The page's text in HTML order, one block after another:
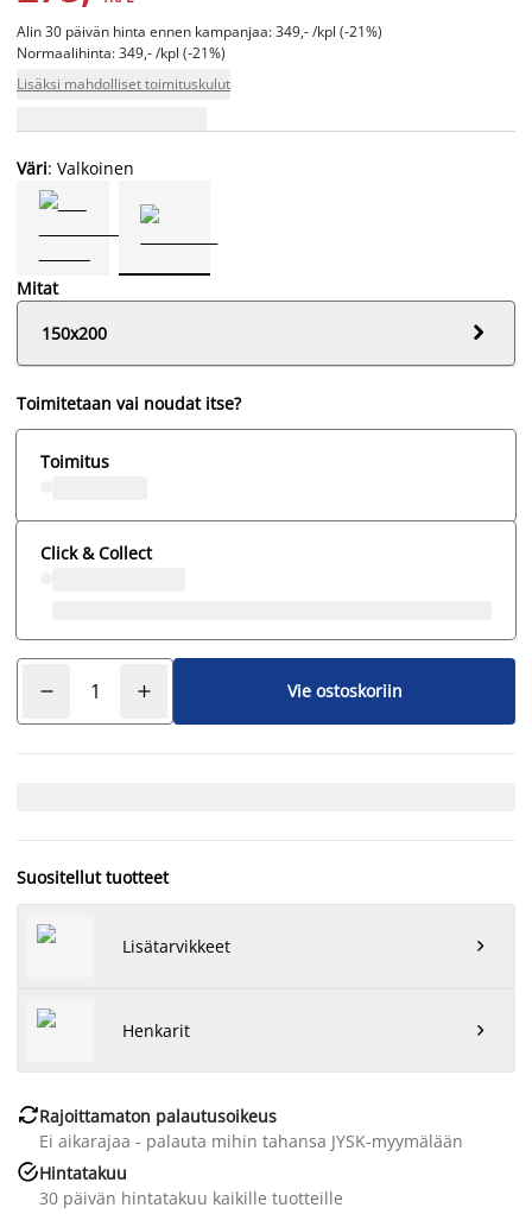
Alin 30 päivän hinta ennen kampanjaa: 349,- /kpl (-21%)
Normaalihinta: 349,- /kpl (-21%)
Lisäksi mahdolliset toimituskulut
Väri: Valkoinen
Mitat
150x200

Toimitetaan vai noudat itse?
Toimitus
Click & Collect
Vie ostoskoriin
Suositellut tuotteet
Lisätarvikkeet 
Henkarit 
Rajoittamaton palautusoikeus
Ei aikarajaa - palauta mihin tahansa JYSK-myymälään
Hintatakuu
30 päivän hintatakuu kaikille tuotteille